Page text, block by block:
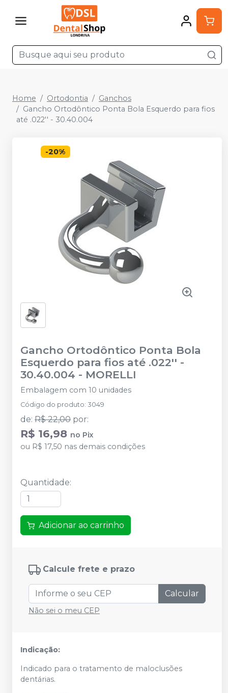
Home Ortodontia
Ganchos
Gancho Ortodôntico Ponta Bola Esquerdo para fios
até .022'' - 30.40.004
-20%
Gancho Ortodôntico Ponta Bola
Esquerdo para fios até .022'' -
30.40.004 - MORELLI
Embalagem com 10 unidades
Código do produto: 3049
de: R$ 22,00 por:
R$ 16,98 no Pix
ou R$ 17,50 nas demais condições
Quantidade:
Adicionar ao carrinho
Calcule frete e prazo
Calcular
Não sei o meu CEP
Indicação:
Indicado para o tratamento de maloclusões
dentárias.